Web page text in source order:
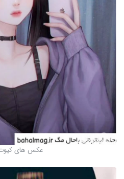
عکس های کیوت